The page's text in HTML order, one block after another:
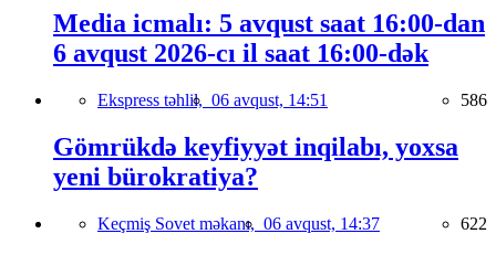
Media icmalı: 5 avqust saat 16:00-dan
6 avqust 2026-cı il saat 16:00-dək
Ekspress təhlil, 06 avqust, 14:51 586
Gömrükdə keyfiyyət inqilabı, yoxsa
yeni bürokratiya?
Keçmiş Sovet məkanı, 06 avqust, 14:37 622